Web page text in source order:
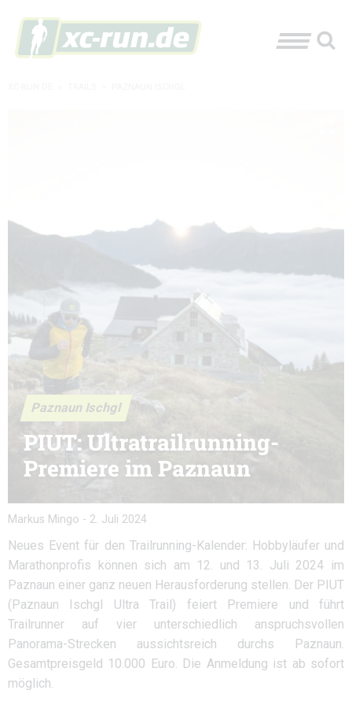
Paznaun Ischgl
PIUT: Ultratrailrunning-
Premiere im Paznaun
Markus Mingo - 2. Juli 2024
Neues Event für den Trailrunning-Kalender: Hobbyläufer und
Marathonprofis können sich am 12. und 13. Juli 2024 im
Paznaun einer ganz neuen Herausforderung stellen. Der PIUT
(Paznaun Ischgl Ultra Trail) feiert Premiere und führt
Trailrunner auf vier unterschiedlich anspruchsvollen
Panorama-Strecken aussichtsreich durchs Paznaun.
Gesamtpreisgeld 10.000 Euro. Die Anmeldung ist ab sofort
möglich.